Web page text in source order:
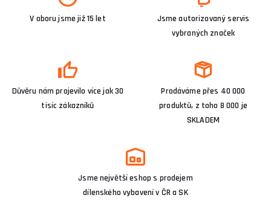
V oboru jsme již 15 let
Jsme autorizovaný servis
vybraných značek
Důvěru nám projevilo více jak 30
tisíc zákazníků
Prodáváme přes 40 000
produktů, z toho 8 000 je
SKLADEM
Jsme největší eshop s prodejem
dílenského vybavení v ČR a SK